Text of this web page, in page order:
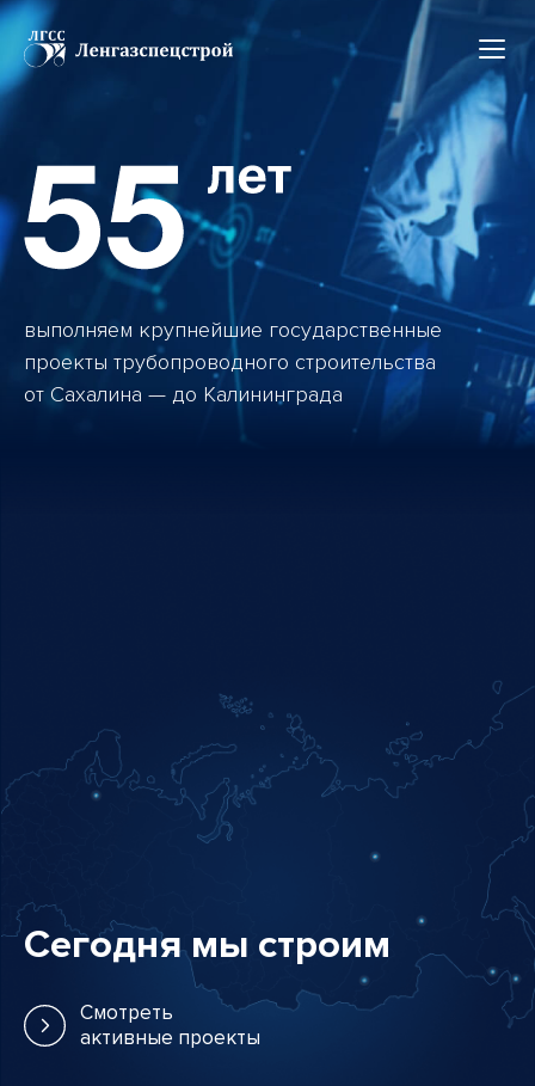
выполняем крупнейшие государственные
проекты трубопроводного строительства
от Сахалина — до Калининграда
Сегодня мы строим
Смотреть
активные проекты